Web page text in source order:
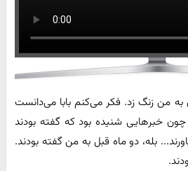
من زنگ زد. فکر می‌کنم بابا می‌دانست
چون خبرهایی شنیده بود که گفته بودند
بله، دو ماه قبل به من گفته بودند.